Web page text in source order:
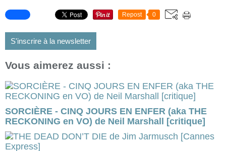
Repost 0
S'inscrire à la newsletter
Vous aimerez aussi :
SORCIÈRE - CINQ JOURS EN ENFER (aka THE
RECKONING en VO) de Neil Marshall [critique]